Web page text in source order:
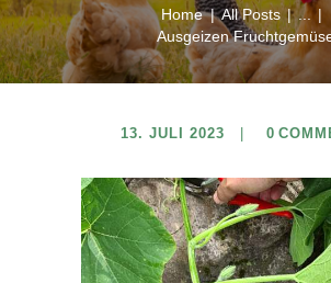
Home All Posts
...
Ausgeizen
13. JULI 2023 0